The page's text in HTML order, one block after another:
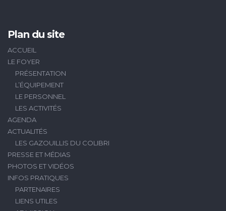
Plan du site
ACCUEIL
LE FOYER
PRÉSENTATION
L’ÉQUIPEMENT
LE PERSONNEL
LES ACTIVITÉS
AGENDA
ACTUALITÉS
LES GAZOUILLIS DU COLIBRI
PRESSE ET MÉDIAS
PHOTOS ET VIDÉOS
INFOS PRATIQUES
PARTENAIRES
LIENS UTILES